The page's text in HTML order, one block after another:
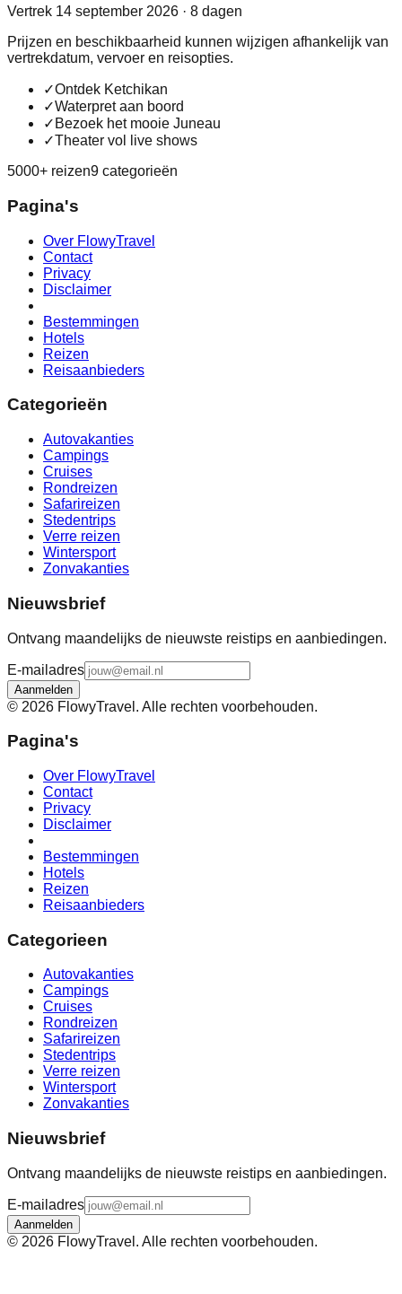
Vertrek 14 september 2026 · 8 dagen
Prijzen en beschikbaarheid kunnen wijzigen afhankelijk van
vertrekdatum, vervoer en reisopties.
✓Ontdek Ketchikan
✓Waterpret aan boord
✓ Bezoek het mooie Juneau
✓Theater vol live shows
5000+ reizen9 categorieën
Pagina's
Over FlowyTravel
Contact
Privacy
Disclaimer
Bestemmingen
Hotels
Reizen
Reisaanbieders
Categorieën
Autovakanties
Campings
Cruises
Rondreizen
Safarireizen
Stedentrips
Verre reizen
Wintersport
Zonvakanties
Nieuwsbrief
Ontvang maandelijks de nieuwste reistips en aanbiedingen.
E-mailadres
Aanmelden
© 2026 FlowyTravel. Alle rechten voorbehouden.
Pagina's
Over FlowyTravel
Contact
Privacy
Disclaimer
Bestemmingen
Hotels
Reizen
Reisaanbieders
Categorieen
Autovakanties
Campings
Cruises
Rondreizen
Safarireizen
Stedentrips
Verre reizen
Wintersport
Zonvakanties
Nieuwsbrief
Ontvang maandelijks de nieuwste reistips en aanbiedingen.
E-mailadres
Aanmelden
© 2026 FlowyTravel. Alle rechten voorbehouden.